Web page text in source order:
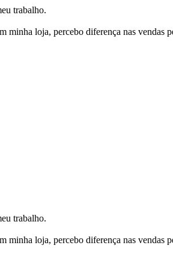
trabalho.
loja, percebo diferença nas vendas
trabalho.
loja, percebo diferença nas vendas